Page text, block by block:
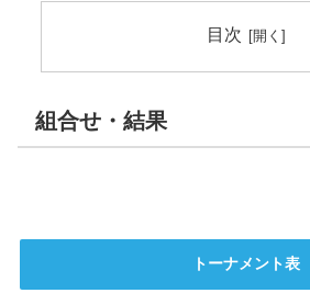
目次
組合せ・結果
トーナメント表